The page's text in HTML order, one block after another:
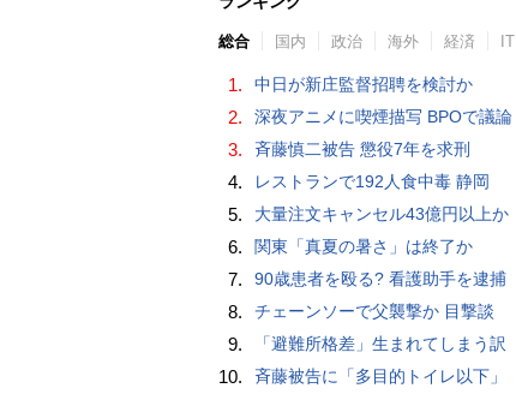
総合 国内 政治 海外 経済 IT
1. 中日が新庄監督招聘を検討か
2. 深夜アニメに喫煙描写 BPOで議論
3. 斉藤慎二被告 懲役7年を求刑
4. レストランで192人食中毒 静岡
5. 大量注文キャンセル43億円以上か
6. 関東「真夏の暑さ」は終了か
7. 90歳患者を殴る? 看護助手を逮捕
8. チェーンソーで父襲撃か 目撃談
9. 「避難所格差」生まれてしまう訳
10. 斉藤被告に「多目的トイレ以下」